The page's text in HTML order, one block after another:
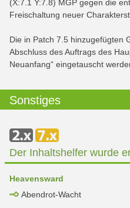
(X:7.1 Y:7.8) MGP gegen die
Freischaltung neuer
Die in Patch 7.5 hinzugefügten
Abschluss des Auftrags des
Neuanfang“ eingetauscht
Sonstiges
Der Inhaltshelfer wurde
Heavensward
Abendrot-Wacht